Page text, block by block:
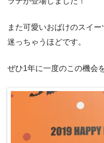
また可愛いおばけのスイ
迷っちゃうほどです。
ぜひ1年に一度のこの機会